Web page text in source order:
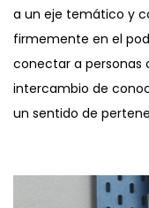
a un eje temático y
firmemente en el
conectar a personas
intercambio de
un sentido de